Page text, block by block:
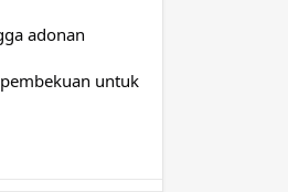
adonan
untuk